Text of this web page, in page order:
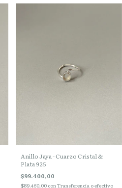
Anillo Jaya - Cuarzo Cristal &
Plata 925
$99.400,00
$89.460,00 conTransferencia o efectivo